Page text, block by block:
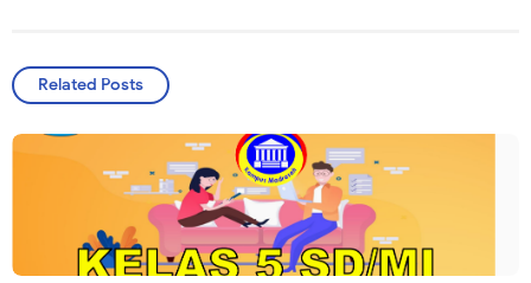
Related Posts